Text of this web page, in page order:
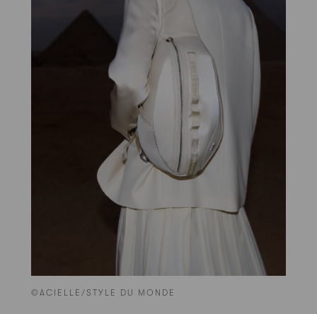
©ACIELLE/STYLE DU MONDE